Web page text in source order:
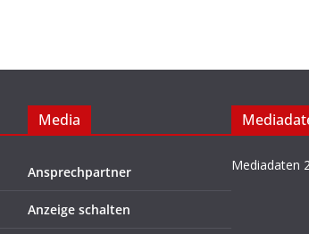
Media
Ansprechpartner
Anzeige schalten
Mediadaten